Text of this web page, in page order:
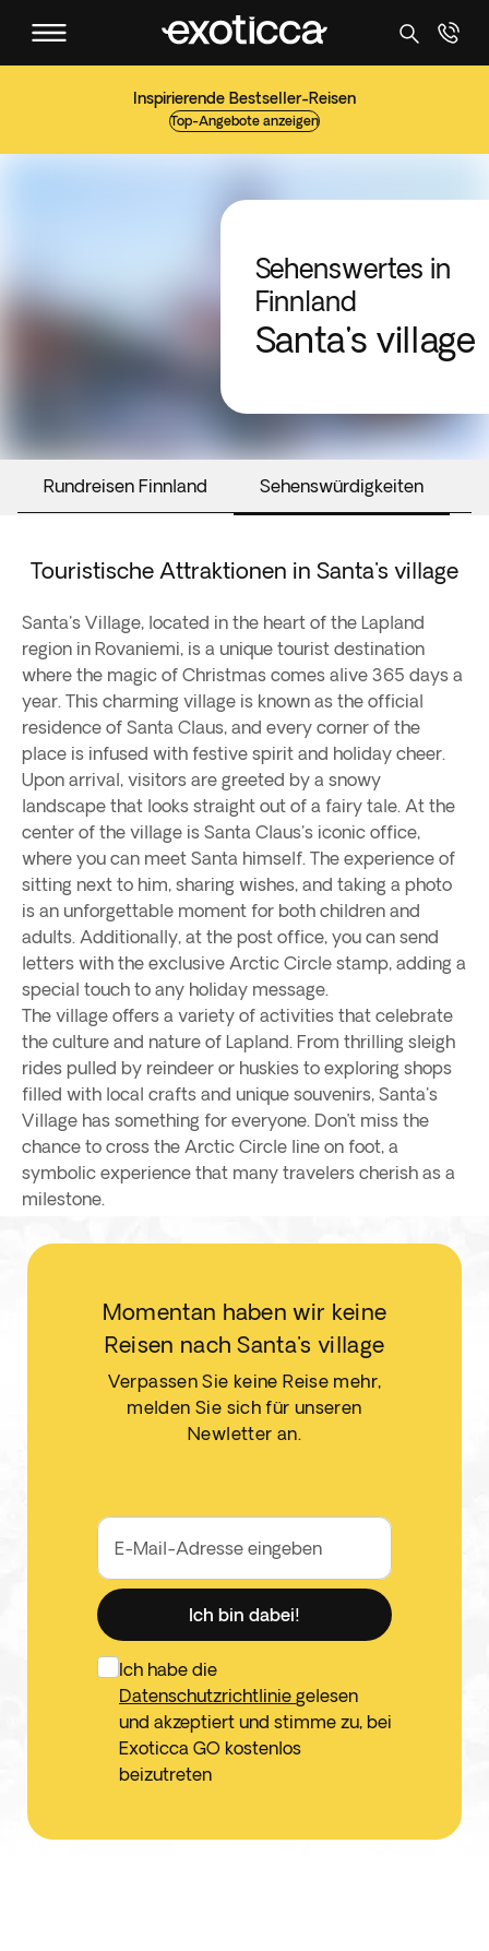
Inspirierende Bestseller-Reisen
Top-Angebote anzeigen
Sehenswertes in
Finnland
Santa's village
Rundreisen Finnland Sehenswürdigkeiten
Touristische Attraktionen in Santa's village
Santa's Village, located in the heart of the Lapland
region in Rovaniemi, is a unique tourist destination
where the magic of Christmas comes alive 365 days a
year. This charming village is known as the official
residence of Santa Claus, and every corner of the
place is infused with festive spirit and holiday cheer.
Upon arrival, visitors are greeted by a snowy
landscape that looks straight out of a fairy tale. At the
center of the village is Santa Claus's iconic office,
where you can meet Santa himself. The experience of
sitting next to him, sharing wishes, and taking a photo
is an unforgettable moment for both children and
adults. Additionally, at the post office, you can send
letters with the exclusive Arctic Circle stamp, adding a
special touch to any holiday message.
The village offers a variety of activities that celebrate
the culture and nature of Lapland. From thrilling sleigh
rides pulled by reindeer or huskies to exploring shops
filled with local crafts and unique souvenirs, Santa's
Village has something for everyone. Don’t miss the
chance to cross the Arctic Circle line on foot, a
symbolic experience that many travelers cherish as a
milestone.
Momentan haben wir keine
Reisen nach Santa's village
Verpassen Sie keine Reise mehr,
melden Sie sich für unseren
Newletter an.
E-Mail-Adresse eingeben
Ich bin dabei!
Ich habe die
Datenschutzrichtlinie gelesen
und akzeptiert und stimme zu, bei
Exoticca GO kostenlos
beizutreten